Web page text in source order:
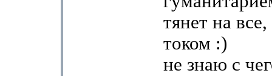
тянет на
током :)
не знаю с